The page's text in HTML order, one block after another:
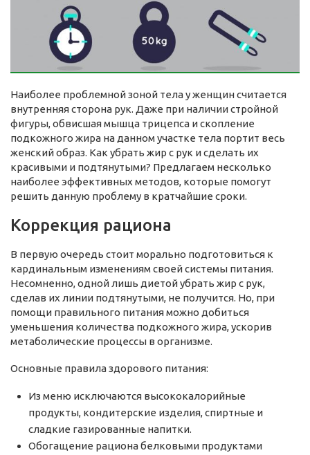
Наиболее проблемной зоной тела у женщин считается
внутренняя сторона рук. Даже при наличии стройной
фигуры, обвисшая мышца трицепса и скопление
подкожного жира на данном участке тела портит весь
женский образ. Как убрать жир с рук и сделать их
красивыми и подтянутыми? Предлагаем несколько
наиболее эффективных методов, которые помогут
решить данную проблему в кратчайшие сроки.
Коррекция рациона
В первую очередь стоит морально подготовиться к
кардинальным изменениям своей системы питания.
Несомненно, одной лишь диетой убрать жир с рук,
сделав их линии подтянутыми, не получится. Но, при
помощи правильного питания можно добиться
уменьшения количества подкожного жира, ускорив
метаболические процессы в организме.
Основные правила здорового питания:
Из меню исключаются высококалорийные
продукты, кондитерские изделия, спиртные и
сладкие газированные напитки.
Обогащение рациона белковыми продуктами